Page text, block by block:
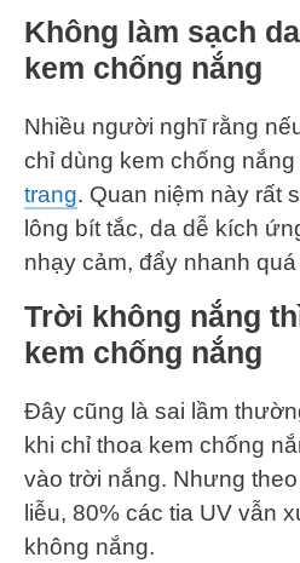
Không làm sạch
kem chống nắng
Nhiều người nghĩ rằng
chỉ dùng kem chống
trang. Quan niệm này rất
lông bít tắc, da dễ kích
nhạy cảm, đẩy nhanh
Trời không nắng
kem chống nắng
Đây cũng là sai lầm
khi chỉ thoa kem chống
vào trời nắng. Nhưng
liễu, 80% các tia UV vẫn
không nắng.